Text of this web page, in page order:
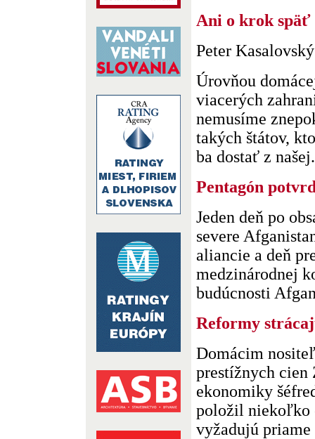
Ani o krok späť
Peter Kasalovský
Úrovňou
viacerých
nemusíme
takých štátov,
ba dostať z
Pentagón
Jeden deň po
severe
aliancie a deň
medzinárodnej
budúcnosti
Reformy
Domácim
prestížnych cien
ekonomiky
položil niekoľko
vyžadujú priame